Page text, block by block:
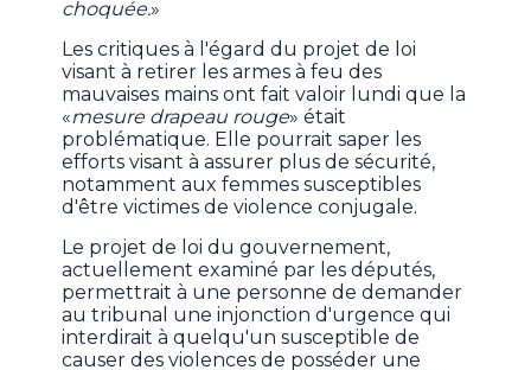
choquée.»
Les critiques à l'égard du projet de loi
visant à retirer les armes à feu des
mauvaises mains ont fait valoir lundi que la
«mesure drapeau rouge» était
problématique. Elle pourrait saper les
efforts visant à assurer plus de sécurité,
notamment aux femmes susceptibles
d'être victimes de violence conjugale.
Le projet de loi du gouvernement,
actuellement examiné par les députés,
permettrait à une personne de demander
au tribunal une injonction d'urgence qui
interdirait à quelqu'un susceptible de
causer des violences de posséder une